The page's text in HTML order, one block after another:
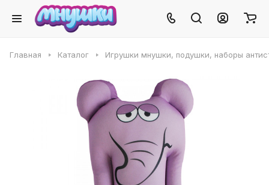
Главная Каталог Игрушки мнушки, подушки, наборы